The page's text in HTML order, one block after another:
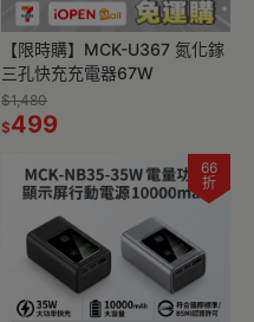
【限時購】MCK-U367 氮化鎵
三孔快充充電器67W
$1,480
$499
66
折